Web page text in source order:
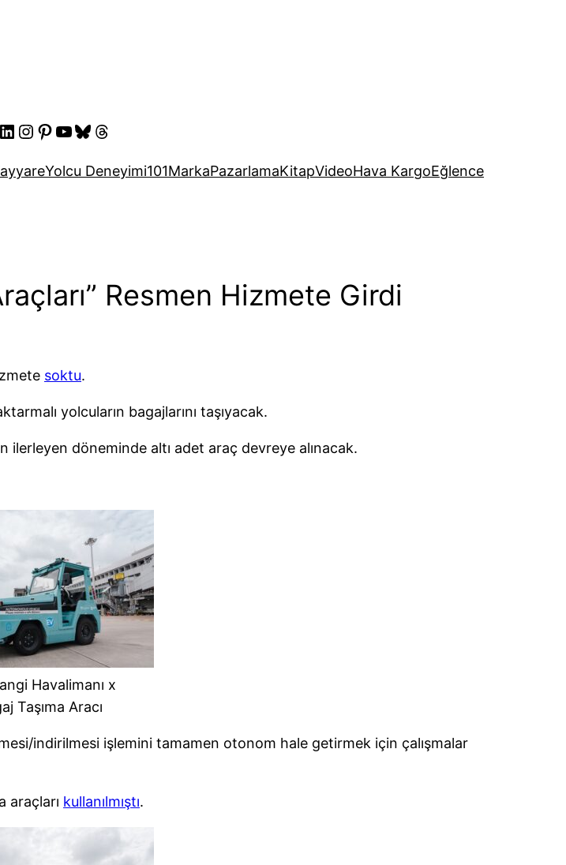
LinkedIn
Instagram
Pinterest
YouTube
Bluesky
Threads
Yolcu Deneyimi101MarkaPazarlamaKitapVideoHava KargoEğlence
Resmen Hizmete Girdi
soktu.
yolcuların bagajlarını taşıyacak.
ilerleyen döneminde altı adet araç devreye alınacak.
Havalimanı x
Taşıma Aracı
indirilmesi işlemini tamamen otonom hale getirmek için çalışmalar
araçları kullanılmıştı.